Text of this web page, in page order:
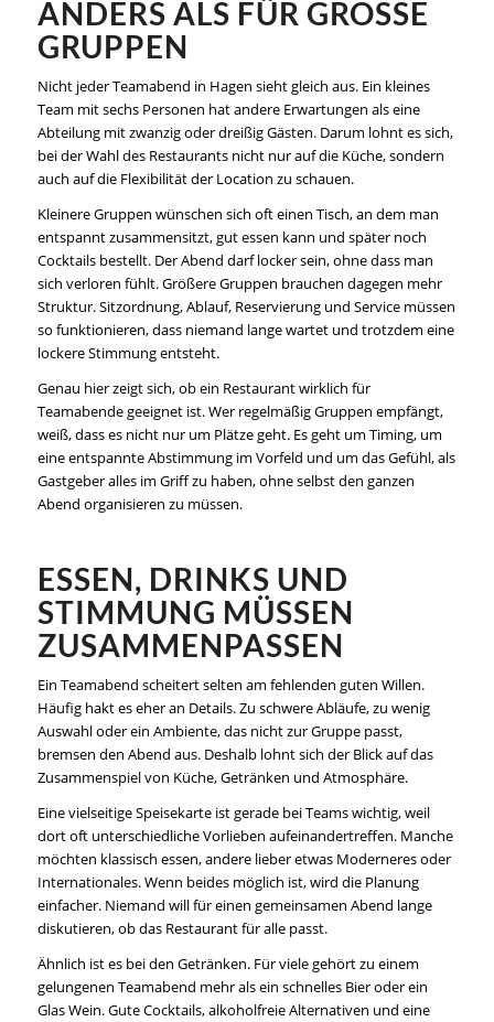
ANDERS ALS FÜR GROSSE G
RUPPEN
Nicht jeder Teamabend in Hagen sieht gleich aus. Ein kleines
Team mit sechs Personen hat andere Erwartungen als eine
Abteilung mit zwanzig oder dreißig Gästen. Darum lohnt es sich,
bei der Wahl des Restaurants nicht nur auf die Küche, sondern
auch auf die Flexibilität der Location zu schauen.
Kleinere Gruppen wünschen sich oft einen Tisch, an dem man
entspannt zusammensitzt, gut essen kann und später noch
Cocktails bestellt. Der Abend darf locker sein, ohne dass man
sich verloren fühlt. Größere Gruppen brauchen dagegen mehr
Struktur. Sitzordnung, Ablauf, Reservierung und Service müssen
so funktionieren, dass niemand lange wartet und trotzdem eine
lockere Stimmung entsteht.
Genau hier zeigt sich, ob ein Restaurant wirklich für
Teamabende geeignet ist. Wer regelmäßig Gruppen empfängt,
weiß, dass es nicht nur um Plätze geht. Es geht um Timing, um
eine entspannte Abstimmung im Vorfeld und um das Gefühl, als
Gastgeber alles im Griff zu haben, ohne selbst den ganzen
Abend organisieren zu müssen.
ESSEN, DRINKS UND
STIMMUNG MÜSSEN
ZUSAMMENPASSEN
Ein Teamabend scheitert selten am fehlenden guten Willen.
Häufig hakt es eher an Details. Zu schwere Abläufe, zu wenig
Auswahl oder ein Ambiente, das nicht zur Gruppe passt,
bremsen den Abend aus. Deshalb lohnt sich der Blick auf das
Zusammenspiel von Küche, Getränken und Atmosphäre.
Eine vielseitige Speisekarte ist gerade bei Teams wichtig, weil
dort oft unterschiedliche Vorlieben aufeinandertreffen. Manche
möchten klassisch essen, andere lieber etwas Moderneres oder
Internationales. Wenn beides möglich ist, wird die Planung
einfacher. Niemand will für einen gemeinsamen Abend lange
diskutieren, ob das Restaurant für alle passt.
Ähnlich ist es bei den Getränken. Für viele gehört zu einem
gelungenen Teamabend mehr als ein schnelles Bier oder ein
Glas Wein. Gute Cocktails, alkoholfreie Alternativen und eine